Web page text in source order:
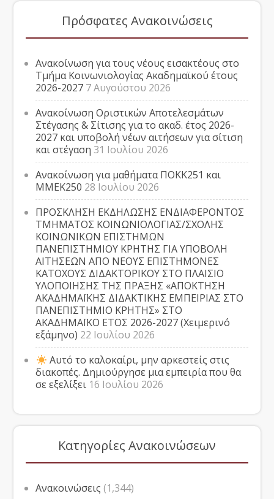
Πρόσφατες Ανακοινώσεις
Ανακοίνωση για τους νέους εισακτέους στο
Τμήμα Κοινωνιολογίας Ακαδημαϊκού έτους
2026-2027 7 Αυγούστου 2026
Ανακοίνωση Οριστικών Αποτελεσμάτων
Στέγασης & Σίτισης για το ακαδ. έτος 2026-
2027 και υποβολή νέων αιτήσεων για σίτιση
και στέγαση 31 Ιουλίου 2026
Ανακοίνωση για μαθήματα ΠΟΚΚ251 και
ΜΜΕΚ250 28 Ιουλίου 2026
ΠΡΟΣΚΛΗΣΗ ΕΚΔΗΛΩΣΗΣ ΕΝΔΙΑΦΕΡΟΝΤΟΣ
ΤΜΗΜΑΤΟΣ ΚΟΙΝΩΝΙΟΛΟΓΙΑΣ/ΣΧΟΛΗΣ
ΚΟΙΝΩΝΙΚΩΝ ΕΠΙΣΤΗΜΩΝ
ΠΑΝΕΠΙΣΤΗΜΙΟΥ ΚΡΗΤΗΣ ΓΙΑ ΥΠΟΒΟΛΗ
ΑΙΤΗΣΕΩΝ ΑΠΟ ΝΕΟΥΣ ΕΠΙΣΤΗΜΟΝΕΣ
ΚΑΤΟΧΟΥΣ ΔΙΔΑΚΤΟΡΙΚΟΥ ΣΤΟ ΠΛΑΙΣΙΟ
ΥΛΟΠΟΙΗΣΗΣ ΤΗΣ ΠΡΑΞΗΣ «ΑΠΟΚΤΗΣΗ
ΑΚΑΔΗΜΑΪΚΗΣ ΔΙΔΑΚΤΙΚΗΣ ΕΜΠΕΙΡΙΑΣ ΣΤΟ
ΠΑΝΕΠΙΣΤΗΜΙΟ ΚΡΗΤΗΣ» ΣΤΟ
ΑΚΑΔΗΜΑΪΚΟ ΕΤΟΣ 2026-2027 (Χειμερινό
εξάμηνο) 22 Ιουλίου 2026
Αυτό το καλοκαίρι, μην αρκεστείς στις
διακοπές. Δημιούργησε μια εμπειρία που θα
σε εξελίξει 16 Ιουλίου 2026
Κατηγορίες Ανακοινώσεων
Ανακοινώσεις (1,344)